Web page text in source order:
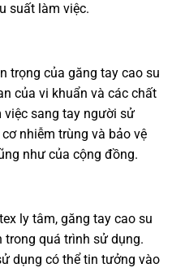
suất làm việc.
trọng của găng tay cao su
của vi khuẩn và các chất
sang tay người sử
nhiễm trùng và bảo vệ
như của cộng đồng.
ly tâm, găng tay cao su
trong quá trình sử dụng.
dụng có thể tin tưởng vào